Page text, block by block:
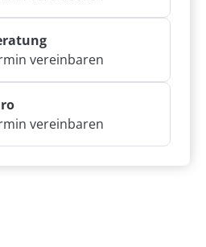
vereinbaren
vereinbaren